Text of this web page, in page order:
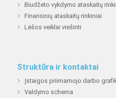
Biudžeto vykdymo ataskaitų
Finansinių ataskaitų rinkiniai
Lėšos veiklai viešinti
Struktūra ir kontaktai
Įstaigos priimamojo darbo
Valdymo schema